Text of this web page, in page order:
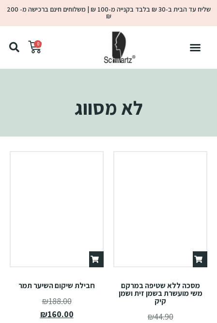
שליח עד הבית ב-30 ₪ בלבד בקנייה מ-100 ₪ | משלוחים חינם ברכישה מ- 200
₪
0
לא מסווג
מסכה ללא שטיפה במרקם
משי מועשרת בשמן זית ושמן
קיק
₪44.90
חבילת שיקום השיער תמר
₪188.00
₪160.00